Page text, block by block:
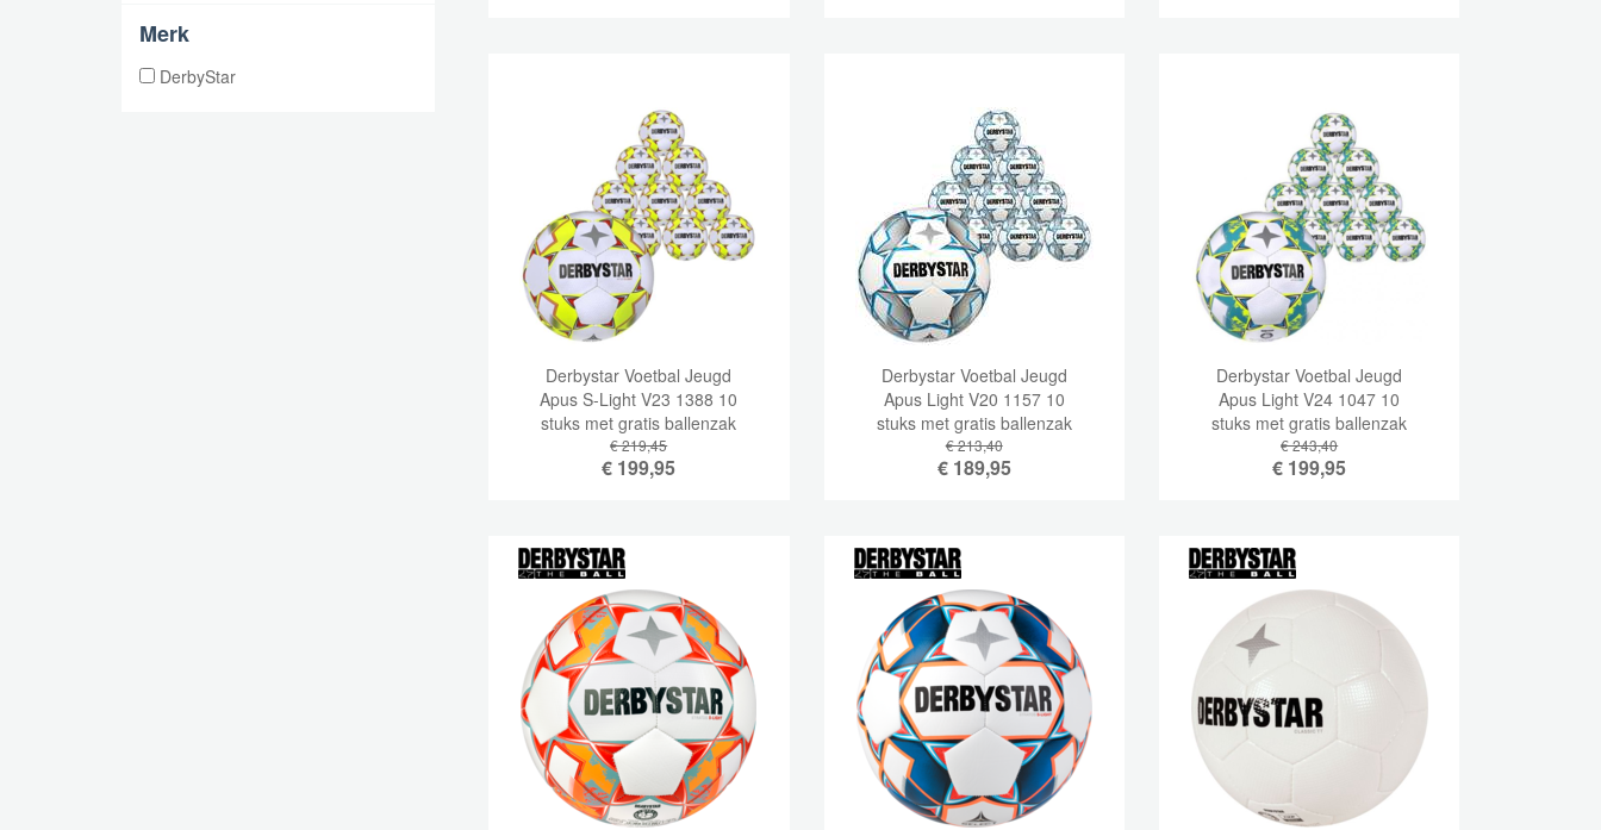
Derbystar Voetbal Jeugd
Apus S-Light V23 1388 10
stuks met gratis ballenzak
€ 219,45
€ 199,95
Derbystar Voetbal Jeugd
Apus Light V20 1157 10
stuks met gratis ballenzak
en pomp
€ 213,40
€ 189,95
Derbystar Voetbal Jeugd
Apus Light V24 1047 10
stuks met gratis ballenzak
en pomp
€ 243,40
€ 199,95
Merk
DerbyStar